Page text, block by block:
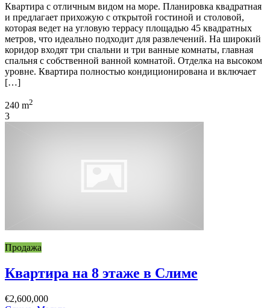
Квартира с отличным видом на море. Планировка квадратная
и предлагает прихожую с открытой гостиной и столовой,
которая ведет на угловую террасу площадью 45 квадратных
метров, что идеально подходит для развлечений. На широкий
коридор входят три спальни и три ванные комнаты, главная
спальня с собственной ванной комнатой. Отделка на высоком
уровне. Квартира полностью кондиционирована и включает
[…]
240 m2
3
Продажа
Квартира на 8 этаже в Слиме
€2,600,000